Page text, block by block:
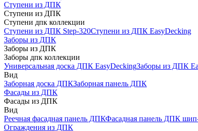
Ступени из ДПК
Ступени из ДПК
Ступени дпк коллекции
Ступени из ДПК Step-320Ступени из ДПК EasyDecking
Заборы из ДПК
Заборы из ДПК
Заборы дпк коллекции
Универсальная доска ДПК EasyDeckingЗаборы из ДПК
Вид
Заборная доска ДПКЗаборная панель ДПК
Фасады из ДПК
Фасады из ДПК
Вид
Реечная фасадная панель ДПКФасадная панель ДПК
Ограждения из ДПК